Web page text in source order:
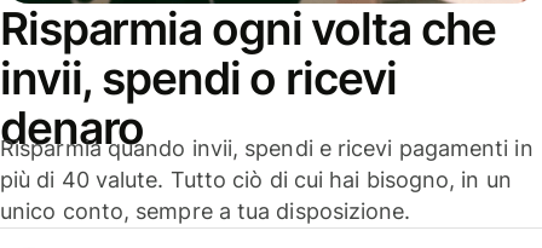
Risparmia ogni volta che
invii, spendi o ricevi
denaro
Risparmia quando invii, spendi e ricevi pagamenti in
più di 40 valute. Tutto ciò di cui hai bisogno, in un
unico conto, sempre a tua disposizione.